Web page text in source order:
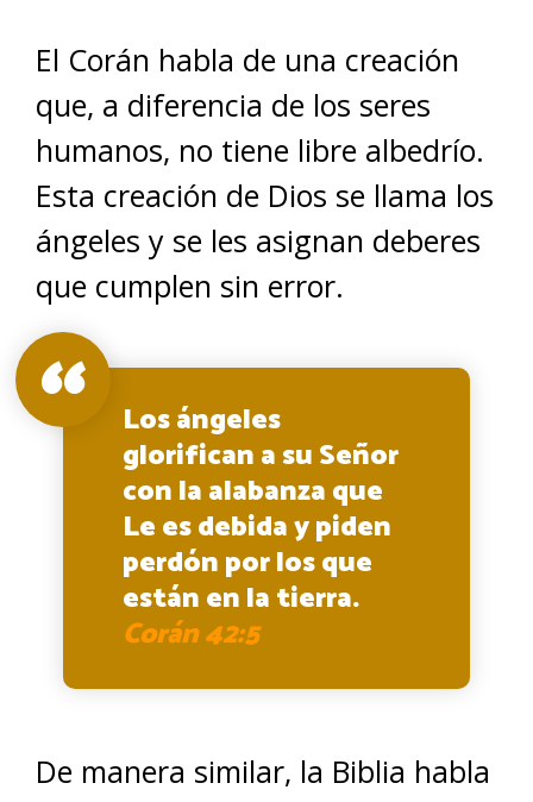
El Corán habla de una creación
que, a diferencia de los seres
humanos, no tiene libre albedrío.
Esta creación de Dios se llama los
ángeles y se les asignan deberes
que cumplen sin error.
Los ángeles
glorifican a su Señor
con la alabanza que
Le es debida y piden
perdón por los que
están en la tierra.
Corán 42:5
De manera similar, la Biblia habla